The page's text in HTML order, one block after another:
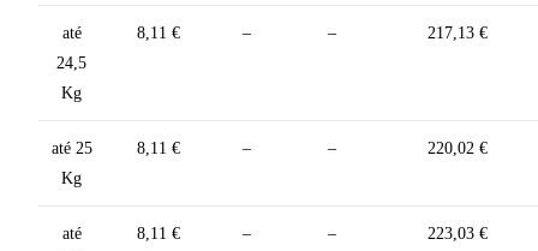
até
24,5
Kg
8,11 € – – 217,13 €
até 25
Kg
8,11 € – – 220,02 €
até
8,11 € – – 223,03 €